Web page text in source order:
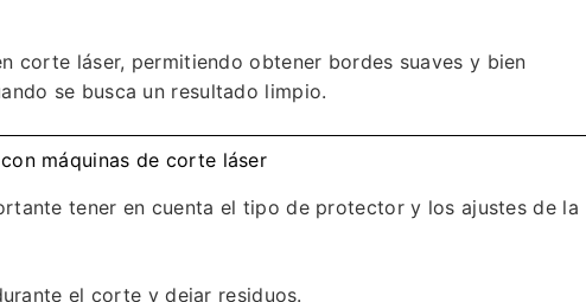
corte láser, permitiendo obtener bordes suaves y bien
se busca un resultado limpio.
máquinas de corte láser
tener en cuenta el tipo de protector y los ajustes de la
el corte y dejar residuos.